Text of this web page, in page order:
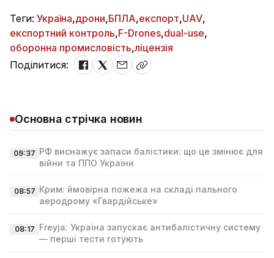
Теги: Україна,дрони,БПЛА,експорт,UAV,
експортний контроль,F-Drones,dual-use,
оборонна промисловість,ліцензія
Поділитися:
Основна стрічка новин
09:37 РФ виснажує запаси балістики: що це змінює для
війни та ППО України
08:57 Крим: ймовірна пожежа на складі пального
аеродрому «Гвардійське»
08:17 Freyja: Україна запускає антибалістичну систему
— перші тести готують